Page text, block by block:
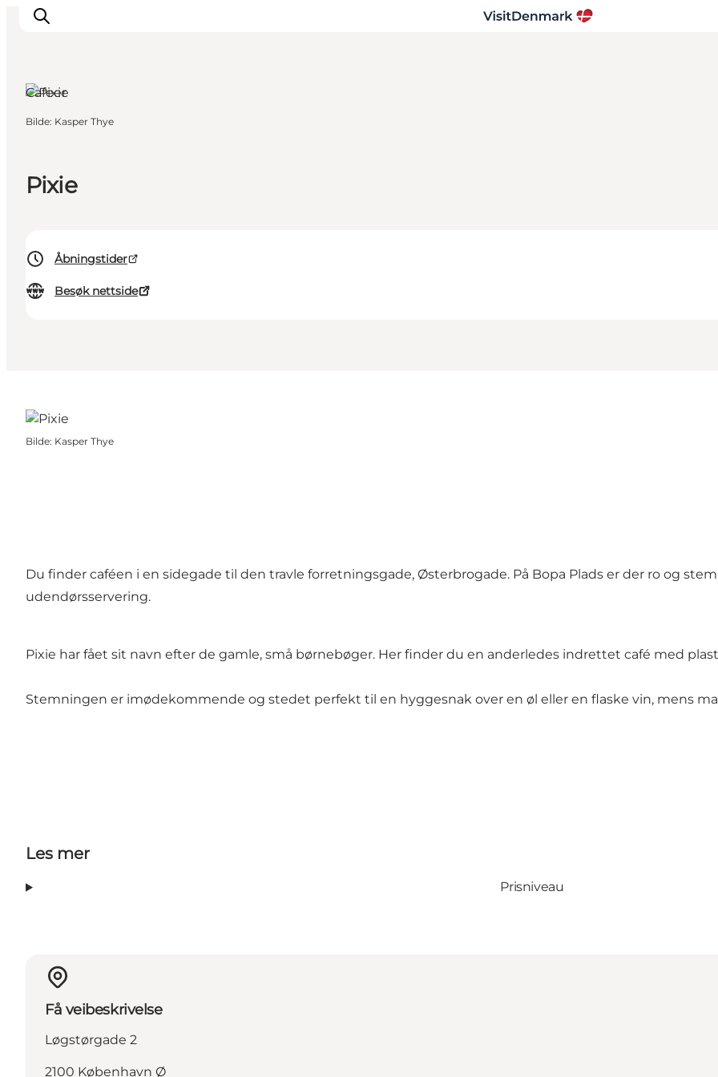
Aktiviteter
Pixie
Åbningstider
Besøk nettside
Cafeer
Bilde: Kasper Thye
Bilde: Kasper Thye
Du finder caféen i en sidegade til den travle forretningsgade, Østerbrogade. På Bopa Plads er der ro og
udendørsservering.
Pixie har fået sit navn efter de gamle, små børnebøger. Her finder du en anderledes indrettet café med
Stemningen er imødekommende og stedet perfekt til en hyggesnak over en øl eller en flaske vin, mens
Les mer
Prisniveau
Få veibeskrivelse
Løgstørgade 2
2100 København Ø